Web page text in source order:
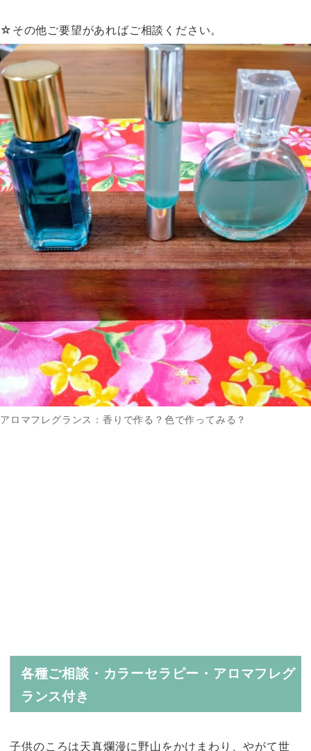
☆その他ご要望があればご相談ください。
アロマフレグランス：香りで作る？色で作ってみる？
各種ご相談・カラーセラピー・アロマフレグ
ランス付き
子供のころは天真爛漫に野山をかけまわり、やがて世